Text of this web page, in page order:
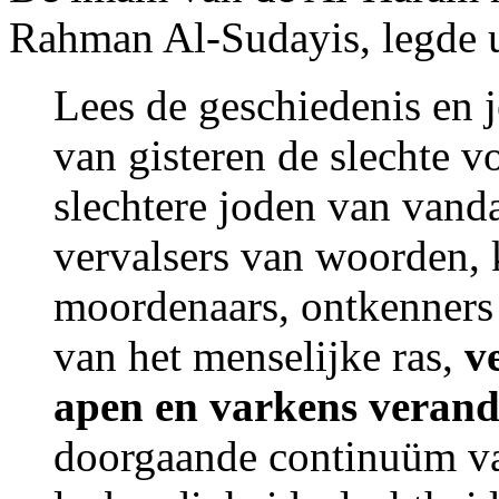
Rahman Al-Sudayis,
Lees de geschiedenis
van gisteren de slechte
slechtere joden van
vervalsers van
moordenaars,
van het menselijke ras,
apen en varkens
doorgaande continuüm